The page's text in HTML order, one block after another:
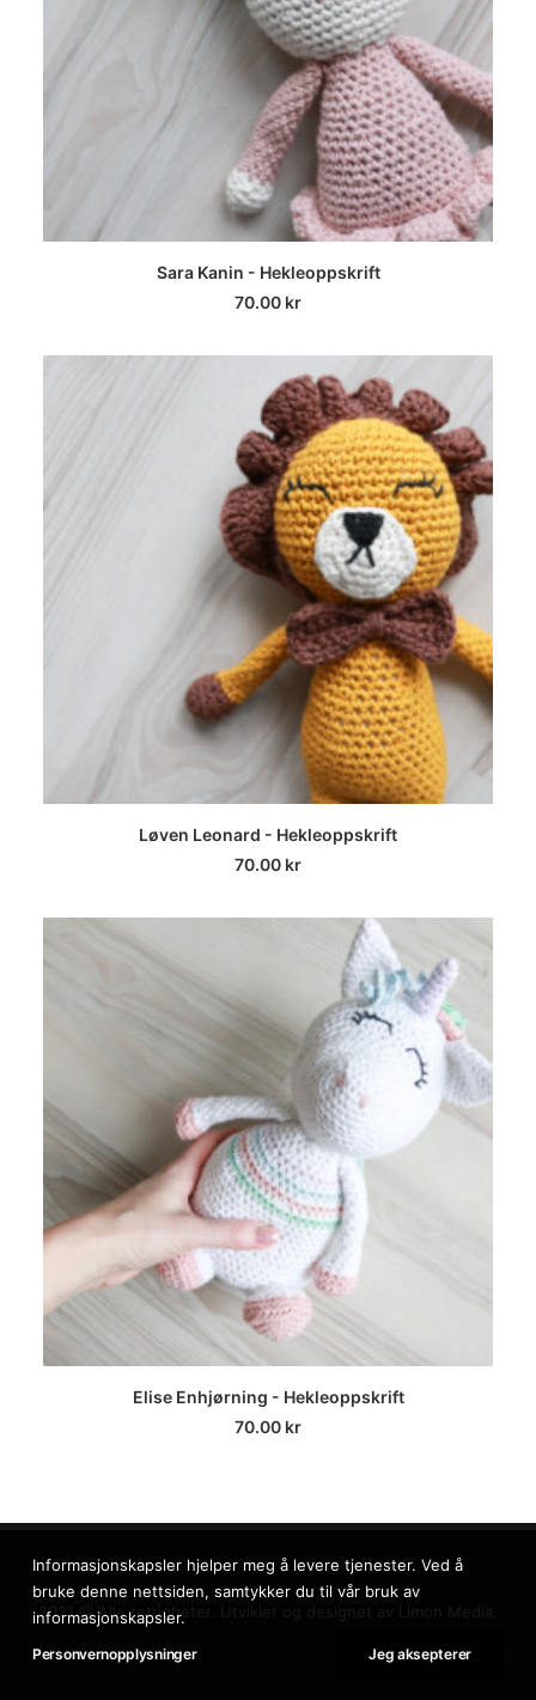
LEGG I HANDLEKURV
Sara Kanin - Hekleoppskrift
70.00 kr
LEGG I HANDLEKURV
Løven Leonard - Hekleoppskrift
70.00 kr
LEGG I HANDLEKURV
Elise Enhjørning - Hekleoppskrift
70.00 kr
2021 @ Alle rettigheter. Utviklet og designet av
Informasjonskapsler hjelper meg å levere tjenester. Ved å
bruke denne nettsiden, samtykker du til vår bruk av
informasjonskapsler.
Personvernopplysninger Jeg aksepterer